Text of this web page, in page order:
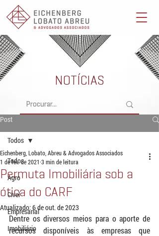
Eichenberg, Lobato, Abreu & Advogados Associados -
Advocacia Full Service
Post
Todos
Agro
Cível
Empresarial
Imobiliário
Todos
Permuta Imobiliária sob a
ótica do CARF
Eichenberg, Lobato, Abreu & Advogados Associados
1 de fev. de 2021 3 min de leitura
Atualizado:6 de out. de 2023
Dentre os diversos meios para o aporte de
recursos disponíveis às empresas que
NOTÍCIAS